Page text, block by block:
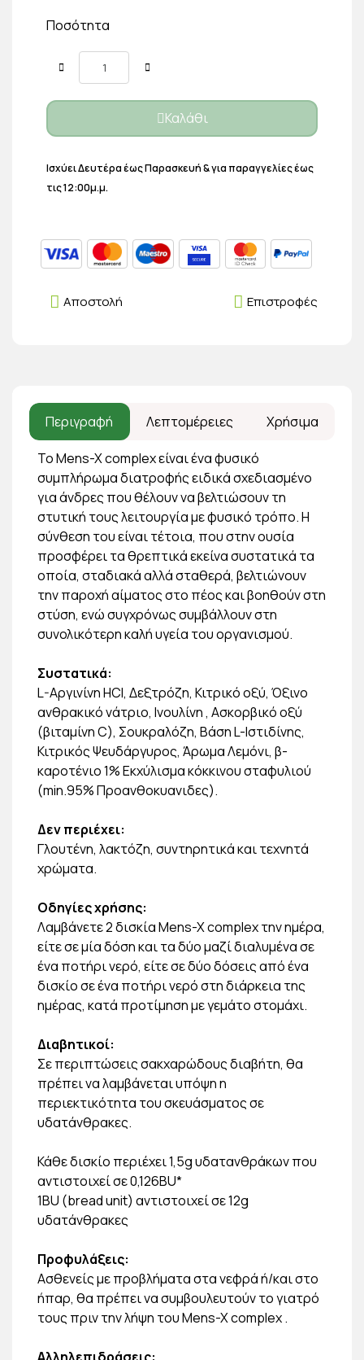
Ποσότητα
Καλάθι
Ισχύει Δευτέρα έως Παρασκευή & για παραγγελίες έως
τις 12:00μ.μ.
Επιστροφές
Αποστολή
Περιγραφή Λεπτομέρειες Χρήσιμα
Το Mens-X complex είναι ένα φυσικό
συμπλήρωμα διατροφής ειδικά σχεδιασμένο
για άνδρες που θέλουν να βελτιώσουν τη
στυτική τους λειτουργία με φυσικό τρόπο. Η
σύνθεση του είναι τέτοια, που στην ουσία
προσφέρει τα θρεπτικά εκείνα συστατικά τα
οποία, σταδιακά αλλά σταθερά, βελτιώνουν
την παροχή αίματος στο πέος και βοηθούν στη
στύση, ενώ συγχρόνως συμβάλλουν στη
συνολικότερη καλή υγεία του οργανισμού.
Συστατικά:
L-Aργινίνη HCI, Δεξτρόζη, Κιτρικό οξύ, Όξινο
ανθρακικό νάτριο, Ινουλίνη , Ασκορβικό οξύ
(βιταμίνη C), Σουκραλόζη, Βάση L-Ιστιδίνης,
Κιτρικός Ψευδάργυρος, Άρωμα Λεμόνι, β-
καροτένιο 1% Εκχύλισμα κόκκινου σταφυλιού
(min.95% Προανθοκυανιδες).
Δεν περιέχει:
Γλουτένη, λακτόζη, συντηρητικά και τεχνητά
χρώματα.
Οδηγίες χρήσης:
Λαμβάνετε 2 δισκία Mens-X complex την ημέρα,
είτε σε μία δόση και τα δύο μαζί διαλυμένα σε
ένα ποτήρι νερό, είτε σε δύο δόσεις από ένα
δισκίο σε ένα ποτήρι νερό στη διάρκεια της
ημέρας, κατά προτίμηση με γεμάτο στομάχι.
Διαβητικοί:
Σε περιπτώσεις σακχαρώδους διαβήτη, θα
πρέπει να λαμβάνεται υπόψη η
περιεκτικότητα του σκευάσματος σε
υδατάνθρακες.
Κάθε δισκίο περιέχει 1,5g υδατανθράκων που
αντιστοιχεί σε 0,126BU*
1BU (bread unit) αντιστοιχεί σε 12g
υδατάνθρακες
Προφυλάξεις:
Ασθενείς με προβλήματα στα νεφρά ή/και στο
ήπαρ, θα πρέπει να συμβουλευτούν το γιατρό
τους πριν την λήψη του Mens-X complex .
Αλληλεπιδράσεις: